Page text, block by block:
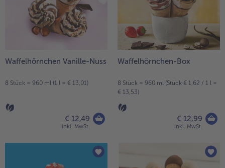
Waffelhörnchen Vanille-Nuss
8 Stück = 960 ml (1 l = € 13,01)
€ 12,49
inkl. MwSt.
Waffelhörnchen-Box
8 Stück = 960 ml (Stück € 1,62 / 1 l =
€ 13,53)
€ 12,99
inkl. MwSt.